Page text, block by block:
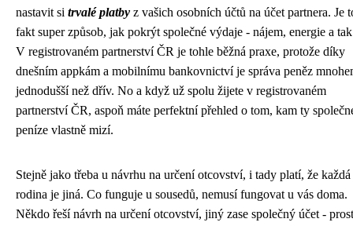
nastavit si trvalé platby z vašich osobních účtů na účet partnera. Je
fakt super způsob, jak pokrýt společné výdaje - nájem, energie a
V registrovaném partnerství ČR je tohle běžná praxe, protože díky
dnešním appkám a mobilnímu bankovnictví je správa peněz
jednodušší než dřív. No a když už spolu žijete v registrovaném
partnerství ČR, aspoň máte perfektní přehled o tom, kam ty
peníze vlastně mizí.
Stejně jako třeba u návrhu na určení otcovství, i tady platí, že každá
rodina je jiná. Co funguje u sousedů, nemusí fungovat u vás doma.
Někdo řeší návrh na určení otcovství, jiný zase společný účet -